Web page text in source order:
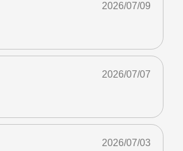
2026/07/09
2026/07/07
2026/07/03